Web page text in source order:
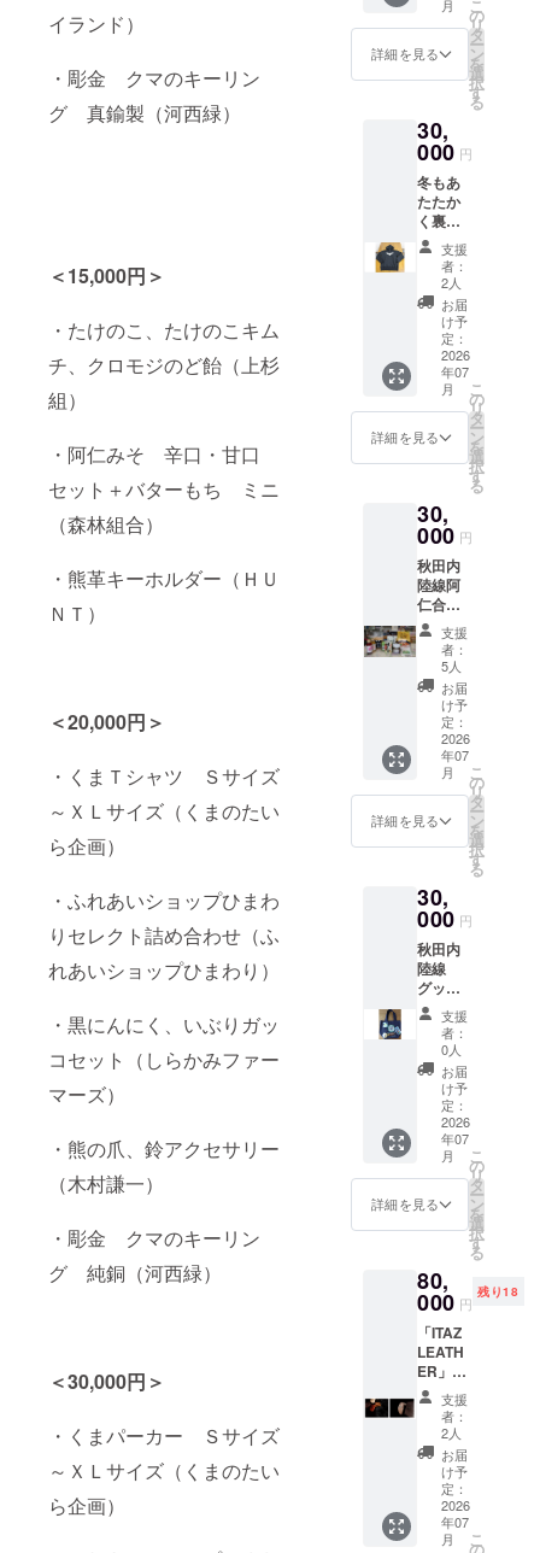
イランド）
・彫金 クマのキーリン
グ 真鍮製（河西緑）
＜15,000円＞
・たけのこ、たけのこキム
チ、クロモジのど飴（上杉
組）
・阿仁みそ 辛口・甘口
セット＋バターもち ミニ
（森林組合）
・熊革キーホルダー（ＨＵ
ＮＴ）
＜20,000円＞
・くまＴシャツ Ｓサイズ
～ＸＬサイズ（くまのたい
ら企画）
・ふれあいショップひまわ
りセレクト詰め合わせ（ふ
れあいショップひまわり）
・黒にんにく、いぶりガッ
コセット（しらかみファー
マーズ）
・熊の爪、鈴アクセサリー
（木村謙一）
・彫金 クマのキーリン
グ 純銅（河西緑）
＜30,000円＞
・くまパーカー Ｓサイズ
～ＸＬサイズ（くまのたい
ら企画）
材料及
び添加
物等の
品のラ
ベルに
れま
す。商
品開封
前には
必ずお
届けの
リター
ンに貼
付され
たラベ
ルや注
意書き
認くだ
さい。
ホル
ダー）
。立ち
上がっ
て吠え
マ。槌
目仕上
げで
す。
月
詳細を見る
こ
の
リ
タ
ー
ン
を
選
択
す
る
30,
000 円
冬もあ
たたか
く裏起
毛のく
まパー
カーが
人気で
す。 サ
イズを
指定し
てくだ
さい
（S,M,L
,XL）。
ゆった
り目の
がおす
すめで
す。
支援
者：
2人
お届
け予
定：
2026
年07
月
詳細を見る
こ
の
リ
タ
ー
ン
を
選
択
す
る
30,
000 円
秋田内
陸線阿
仁合駅
前のふ
れあい
ショッ
プひま
わりが
選んだ
阿仁、
北秋田
の名産
品セッ
ト。 比
内地鶏
の炊き
飯の素
(2～3人
分)、比
内地鶏
スープ
(300
ｇ)、焼
きりん
ご(230
ｇ)、な
めこ南
蛮(200
ｇ)、人
気の阿
仁みそ
(1㎏)、
さるな
ロモジ
茶（水
1ℓ煮出
し用
パック
10個入
り）、
さらに
りんご
ジュー
ス(180
㎖)、し
そドリ
ンク
支援
者：
5人
お届
け予
定：
2026
年07
月
詳細を見る
こ
の
リ
タ
ー
ン
を
選
択
す
る
30,
000 円
秋田内
陸線
グッズ
４点
セット
です。
トート
バッグ
(小)、阿
仁マタ
ギ駅マ
グネッ
ト、ブ
レーキ
ハンド
ル型ボ
キャッ
プオー
プ
ナー、
車両型
プレミ
アム
ボック
ス(紙
箱)。鉄
道好き
の人に
おすす
めで
す。
支援
者：
0人
お届
け予
定：
2026
年07
月
詳細を見る
こ
の
リ
タ
ー
ン
を
選
択
す
る
80,
000 円
残り18
「ITAZ
LEATH
ER」シ
リーズ
のコイ
ンケー
スで
す。表
は熊革
で、裏
に牛革
を使っ
支援
者：
2人
お届
け予
定：
2026
年07
月
こ